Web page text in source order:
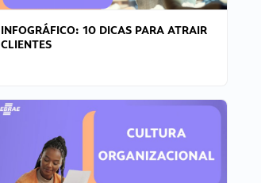
INFOGRÁFICO: 10 DICAS PARA ATRAIR
CLIENTES